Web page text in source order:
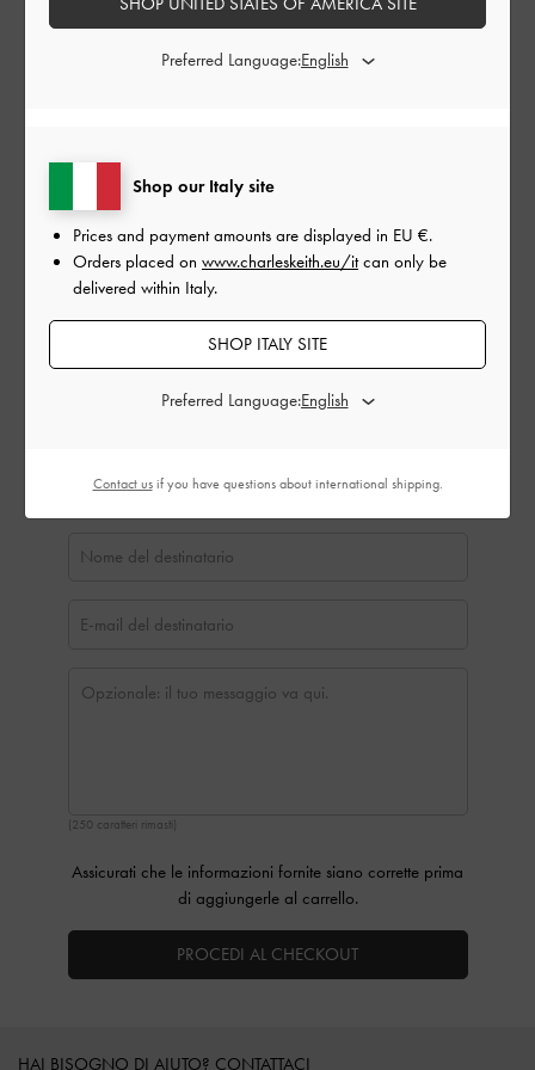
Informazioni sulla Gift Card
Come riscattare una Gift Card
EU €
EU €50
EU €100
EU €200
EU €250 EU €300
(250 caratteri rimasti)
Assicurati che le informazioni fornite siano corrette prima
di aggiungerle al carrello.
PROCEDI AL CHECKOUT
Site footer
HAI BISOGNO DI AIUTO? CONTATTACI
Shop our Italy site
Prices and payment amounts are displayed in EU €.
Orders placed on www.charleskeith.eu/itcan only be
delivered within Italy.
SHOP ITALY SITE
Preferred Language:
Preferred Language:
Contact usif you have questions about international shipping.